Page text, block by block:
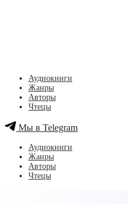
Аудиокниги
Жанры
Авторы
Чтецы
Мы в Telegram
Аудиокниги
Жанры
Авторы
Чтецы